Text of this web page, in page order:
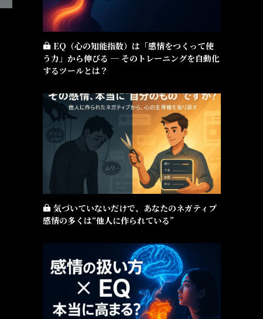
EQ（心の知能指数）は「感情をつくって使
う力」から伸びる ─ そのトレーニングを自動化
するツールとは？
気づいていないだけで、あなたのネガティブ
感情の多くは“他人に作られている”